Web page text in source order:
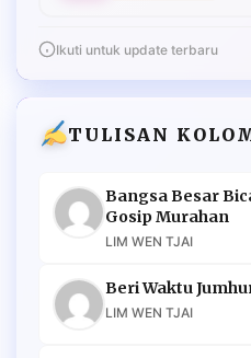
Ikuti untuk update terbaru
TULISAN
Bangsa Besar
Gosip Murahan
LIM WEN TJAI
Beri Waktu
LIM WEN TJAI